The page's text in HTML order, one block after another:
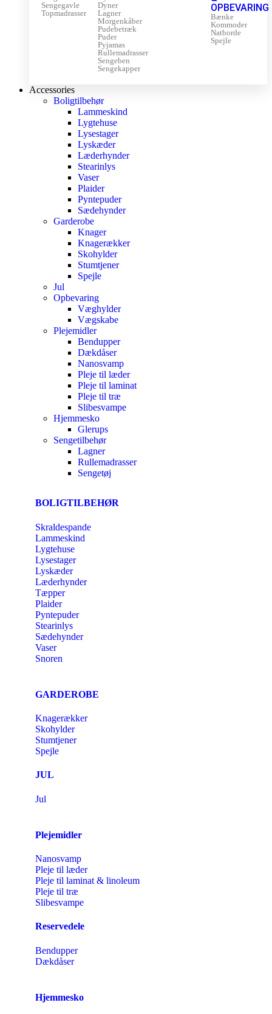
Sengegavle
Topmadrasser
Dyner
Lagner
Morgenkåber
Pudebetræk
Puder
Pyjamas
Rullemadrasser
Sengeben
Sengekapper
OPBEVARING
Bænke
Kommoder
Natborde
Spejle
Accessories
Boligtilbehør
Lammeskind
Lygtehuse
Lysestager
Lyskæder
Læderhynder
Stearinlys
Vaser
Plaider
Pyntepuder
Sædehynder
Garderobe
Knager
Knagerækker
Skohylder
Stumtjener
Spejle
Jul
Opbevaring
Væghylder
Vægskabe
Plejemidler
Bendupper
Dækdåser
Nanosvamp
Pleje til læder
Pleje til laminat
Pleje til træ
Slibesvampe
Hjemmesko
Glerups
Sengetilbehør
Lagner
Rullemadrasser
Sengetøj
BOLIGTILBEHØR
Skraldespande
Lammeskind
Lygtehuse
Lysestager
Lyskæder
Læderhynder
Tæpper
Plaider
Pyntepuder
Stearinlys
Sædehynder
Vaser
Snoren
GARDEROBE
Knagerækker
Skohylder
Stumtjener
Spejle
JUL
Jul
Plejemidler
Nanosvamp
Pleje til læder
Pleje til laminat & linoleum
Pleje til træ
Slibesvampe
Reservedele
Bendupper
Dækdåser
Hjemmesko